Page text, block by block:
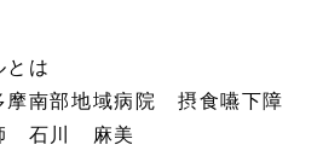
とは
摩南部地域病院 摂食嚥下障
石川 麻美